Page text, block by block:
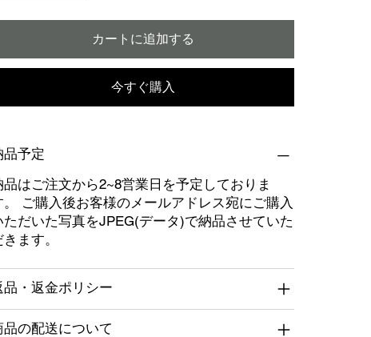
カートに追加する
今すぐ購入
品予定
品はご注文から2~8営業日を予定しておりま
。 ご購入後お客様のメールアドレス宛にご購入
ただいた写真をJPEG(データ)で納品させていた
きます。
品・返金ポリシー
品の配送について